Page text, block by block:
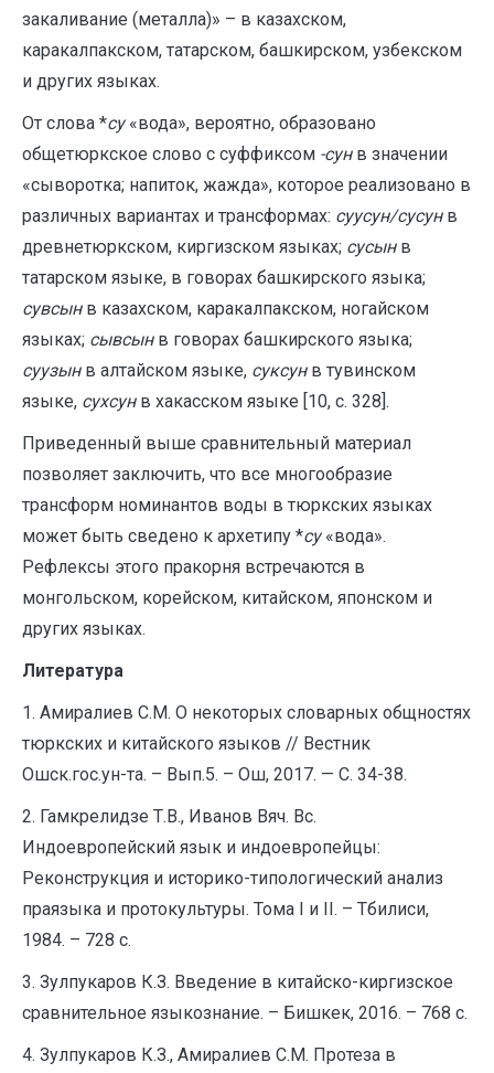
закаливание (металла)» – в казахском,
каракалпакском, татарском, башкирском, узбекском
и других языках.
От слова *су«вода», вероятно, образовано
общетюркское слово с суффиксом -сун в значении
«сыворотка; напиток, жажда», которое реализовано в
различных вариантах и трансформах: суусун/сусунв
древнетюркском, киргизском языках; сусынв
татарском языке, в говорах башкирского языка;
сувсынв казахском, каракалпакском, ногайском
языках; сывсынв говорах башкирского языка;
суузынв алтайском языке, суксунв тувинском
языке, сухсунв хакасском языке [10, с. 328].
Приведенный выше сравнительный материал
позволяет заключить, что все многообразие
трансформ номинантов воды в тюркских языках
может быть сведено к архетипу *су«вода».
Рефлексы этого пракорня встречаются в
монгольском, корейском, китайском, японском и
других языках.
Литература
1. Амиралиев С.М. О некоторых словарных общностях
тюркских и китайского языков // Вестник
Ошск.гос.ун-та. – Вып.5. – Ош, 2017. — С. 34-38.
2. Гамкрелидзе Т.В., Иванов Вяч. Вс.
Индоевропейский язык и индоевропейцы:
Реконструкция и историко-типологический анализ
праязыка и протокультуры. Тома I и II. – Тбилиси,
1984. – 728 с.
3. Зулпукаров К.З. Введение в китайско-киргизское
сравнительное языкознание. – Бишкек, 2016. – 768 с.
4. Зулпукаров К.З., Амиралиев С.М. Протеза в